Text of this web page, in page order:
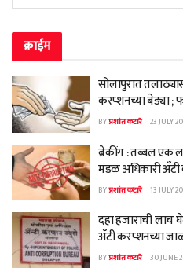
क्राईम
सोलापुरात
करप्शनच्या बेड्या ;
BYप्रशांत कटारे 23 JULY
ब्रेकींग : तब्बल एक
मंडळ अधिकारी
BYप्रशांत कटारे 13 JULY
दहा हजाराची लाच
अँटी करप्शनच्या
BYप्रशांत कटारे 30 JUNE